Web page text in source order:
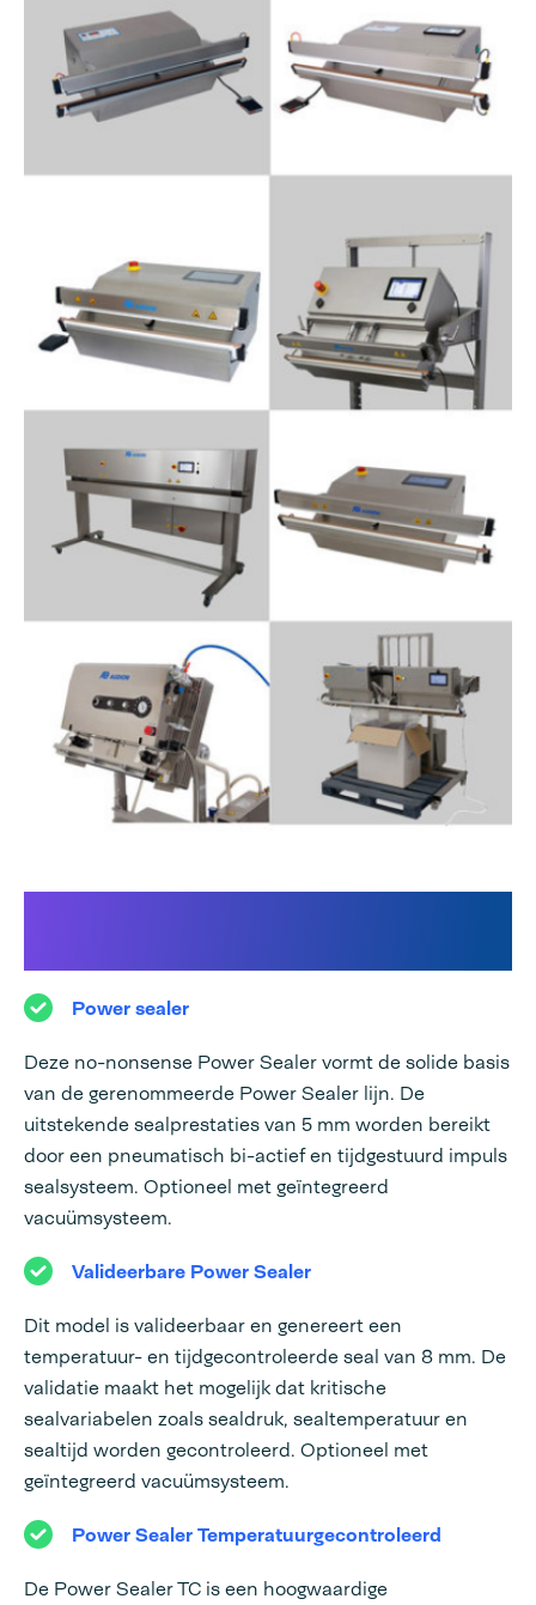
Power sealer
Deze no-nonsense Power Sealer vormt de solide basis
van de gerenommeerde Power Sealer lijn. De
uitstekende sealprestaties van 5 mm worden bereikt
door een pneumatisch bi-actief en tijdgestuurd impuls
sealsysteem. Optioneel met geïntegreerd
vacuümsysteem.
Valideerbare Power Sealer
Dit model is valideerbaar en genereert een
temperatuur- en tijdgecontroleerde seal van 8 mm. De
validatie maakt het mogelijk dat kritische
sealvariabelen zoals sealdruk, sealtemperatuur en
sealtijd worden gecontroleerd. Optioneel met
geïntegreerd vacuümsysteem.
Power Sealer Temperatuurgecontroleerd
De Power Sealer TC is een hoogwaardige